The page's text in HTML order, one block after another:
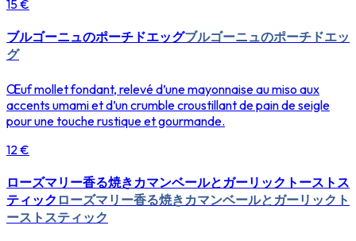
15 €
ブルゴーニュのポーチドエッグブルゴーニュのポーチドエッ
グ
Œuf mollet fondant, relevé d’une mayonnaise au miso aux
accents umami et d’un crumble croustillant de pain de seigle
pour une touche rustique et gourmande.
12 €
ローズマリー香る焼きカマンベールとガーリックトーストス
ティック ローズマリー香る焼きカマンベールとガーリックト
ーストスティック